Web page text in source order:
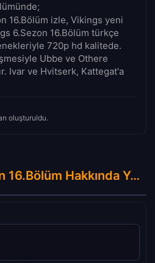
16.Bölüm izle, Vikings yeni
6.Sezon 16.Bölüm türkçe
720p hd kalitede.
Ubbe ve Othere
Ivar ve Hvitserk, Kattegat'a
oluşturuldu.
Vikings : 6.Sezon 16.Bölüm Hakkında Yorumlar